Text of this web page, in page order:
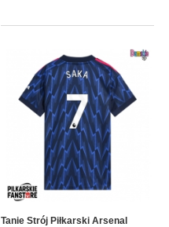
Tanie Strój Piłkarski Arsenal